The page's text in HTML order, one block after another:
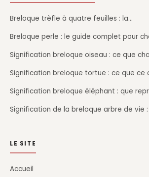
Breloque trèfle à quatre feuilles : la…
Breloque perle : le guide complet pour
Signification breloque oiseau : ce que
Signification breloque tortue : ce que ce
Signification breloque éléphant : que
Signification de la breloque arbre de vie
LE SITE
Accueil